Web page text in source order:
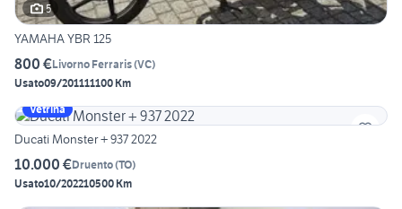
5
YAMAHA YBR 125
800 €Livorno Ferraris(VC)
Usato09/201111100 Km
Vetrina
Ducati Monster + 937 2022
10.000 €Druento(TO)
Usato10/202210500 Km